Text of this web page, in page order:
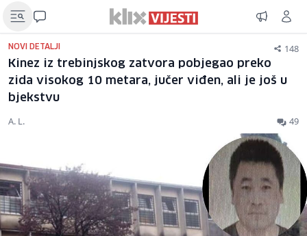
NOVI DETALJI 148
Kinez iz trebinjskog zatvora pobjegao preko
zida visokog 10 metara, jučer viđen, ali je još u
bjekstvu
A. L. 49